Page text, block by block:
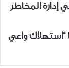
المخاطر
“استهلاك واعي